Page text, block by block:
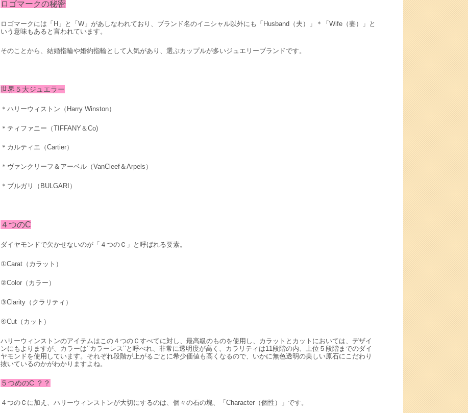
ロゴマークの秘密
ロゴマークには「H」と「W」があしなわれており、ブランド名のイニシャル以外にも「Husband（夫）」＊「Wife（妻）」と
いう意味もあると言われています。
そのことから、結婚指輪や婚約指輪として人気があり、選ぶカップルが多いジュエリーブランドです。
世界５大ジュエラー
＊ハリーウィストン（Harry Winston）
＊ティファニー（TIFFANY＆Co)
＊カルティエ（Cartier）
＊ヴァンクリーフ＆アーベル（VanCleef＆Arpels）
＊ブルガリ（BULGARI）
４つのC
ダイヤモンドで欠かせないのが「４つのＣ」と呼ばれる要素。
①Carat（カラット）
②Color（カラー）
③Clarity（クラリティ）
④Cut（カット）
ハリーウィンストンのアイテムはこの４つのＣすべてに対し、最高級のものを使用し、カラットとカットにおいては、デザイ
ンにもよりますが、カラーは‘’カラーレス’’と呼べれ、非常に透明度が高く、カラリティは11段階の内、上位５段階までのダイ
ヤモンドを使用しています。それぞれ段階が上がるごとに希少価値も高くなるので、いかに無色透明の美しい原石にこだわり
抜いているのかがわかりますよね。
５つめのC ？？
４つのＣに加え、ハリーウィンストンが大切にするのは、個々の石の塊、「Character（個性）」です。